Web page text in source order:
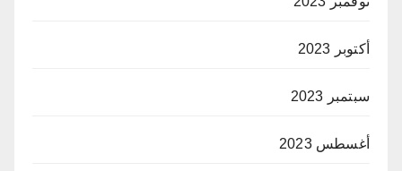
أكتوبر 2023
سبتمبر 2023
أغسطس 2023